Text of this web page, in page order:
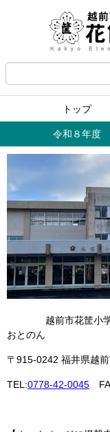
トップ
令和８年度
越前市花筐
おとのん
〒915-0242 福井県越
TEL:0778-42-0045